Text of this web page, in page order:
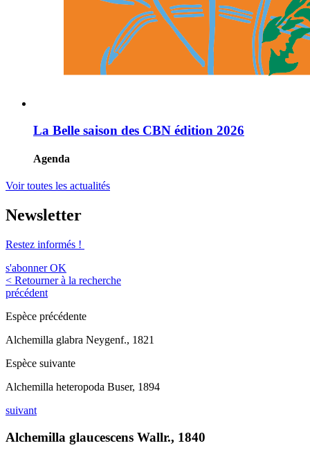
La Belle saison des CBN édition 2026
Agenda
Voir toutes les actualités
Newsletter
Restez informés !
s'abonner OK
< Retourner à la recherche
précédent
Espèce précédente
Alchemilla glabra Neygenf., 1821
Espèce suivante
Alchemilla heteropoda Buser, 1894
suivant
Alchemilla glaucescens Wallr., 1840